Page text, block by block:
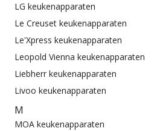
LG keukenapparaten
Le Creuset keukenapparaten
Le'Xpress keukenapparaten
Leopold Vienna keukenapparaten
Liebherr keukenapparaten
Livoo keukenapparaten
M
MOA keukenapparaten